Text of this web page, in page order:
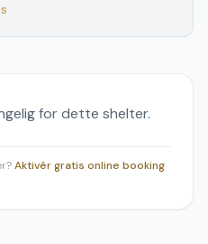
for dette shelter.
Aktivér gratis online booking